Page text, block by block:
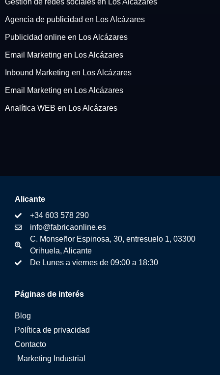
Agencia de publicidad en Los Alcázares
Publicidad online en Los Alcázares
Email Marketing en Los Alcázares
Inbound Marketing en Los Alcázares
Email Marketing en Los Alcázares
Analítica WEB en Los Alcázares
Páginas de interés
Blog
Política de privacidad
Contacto
Marketing Industrial
Alicante
+34 603 578 290
info@fabricaonline.es
C. Monseñor Espinosa, 30, entresuelo 1, 03300
Orihuela, Alicante
De Lunes a viernes de 09:00 a 18:30